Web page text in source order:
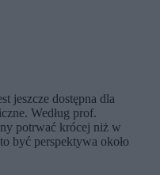
jeszcze dostępna dla
Według prof.
potrwać krócej niż w
być perspektywa około